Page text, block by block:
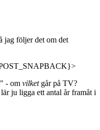
jag följer det om det
- om vilketgår på TV?
ju ligga ett antal år framåt i